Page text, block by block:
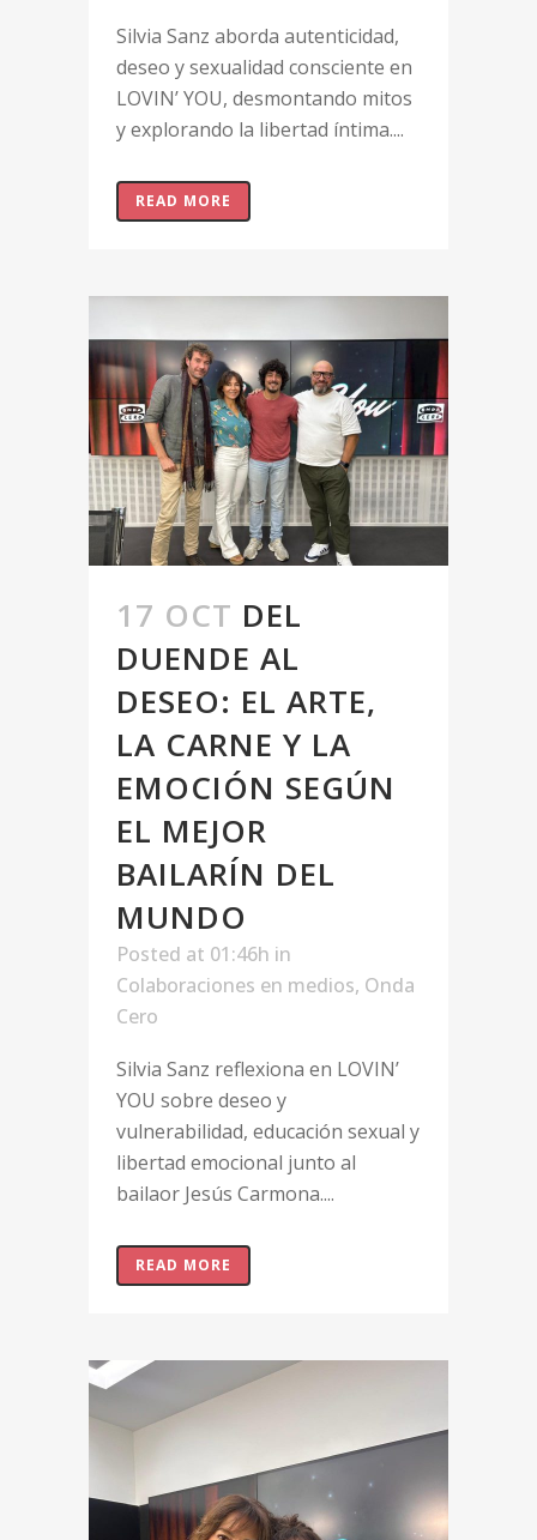
Silvia Sanz aborda autenticidad,
deseo y sexualidad consciente en
LOVIN’ YOU, desmontando mitos
y explorando la libertad íntima....
READ MORE
17 OCT DEL
DUENDE AL
DESEO: EL ARTE,
LA CARNE Y LA
EMOCIÓN SEGÚN
EL MEJOR
BAILARÍN DEL
MUNDO
Posted at 01:46h in
Colaboraciones en medios, Onda
Cero
Silvia Sanz reflexiona en LOVIN’
YOU sobre deseo y
vulnerabilidad, educación sexual y
libertad emocional junto al
bailaor Jesús Carmona....
READ MORE